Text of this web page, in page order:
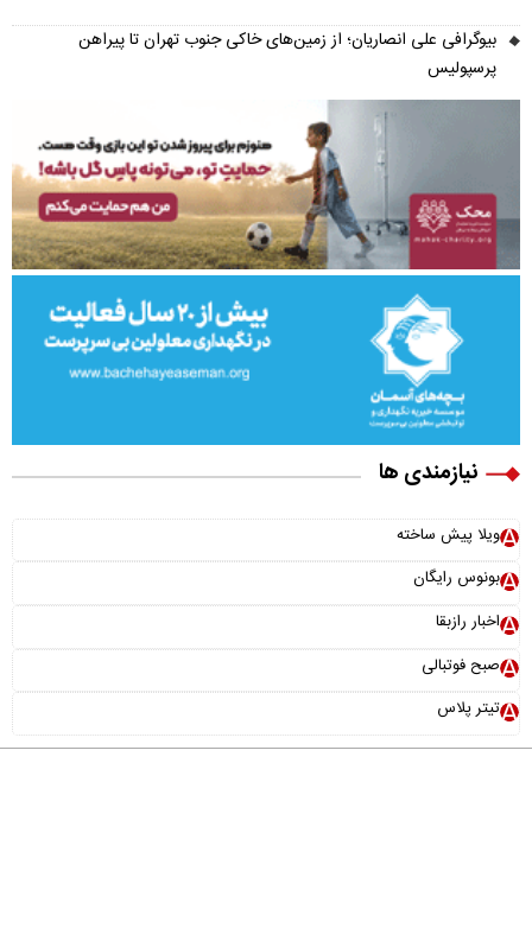
بیوگرافی علی انصاریان؛ از زمین‌های خاکی جنوب تهران تا پیراهن
پرسپولیس
نیازمندی ها
ویلا پیش ساخته
بونوس رایگان
اخبار رازبقا
صبح فوتبالی
تیتر پلاس